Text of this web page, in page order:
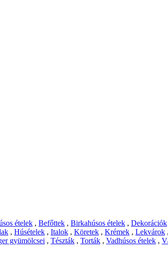
ételek , Befőttek , Birkahúsos ételek , Dekorációk
, Húsételek , Italok , Köretek , Krémek , Lekvárok ,
gyümölcsei , Tészták , Torták , Vadhúsos ételek ,